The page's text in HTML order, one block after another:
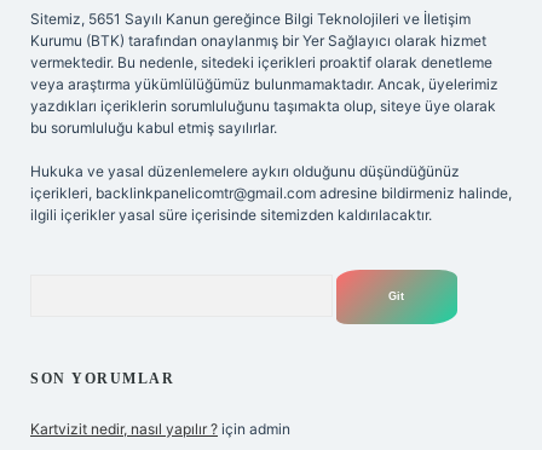
Sitemiz, 5651 Sayılı Kanun gereğince Bilgi Teknolojileri ve İletişim
Kurumu (BTK) tarafından onaylanmış bir Yer Sağlayıcı olarak hizmet
vermektedir. Bu nedenle, sitedeki içerikleri proaktif olarak denetleme
veya araştırma yükümlülüğümüz bulunmamaktadır. Ancak, üyelerimiz
yazdıkları içeriklerin sorumluluğunu taşımakta olup, siteye üye olarak
bu sorumluluğu kabul etmiş sayılırlar.
Hukuka ve yasal düzenlemelere aykırı olduğunu düşündüğünüz
içerikleri, backlinkpanelicomtr@gmail.com adresine bildirmeniz halinde,
ilgili içerikler yasal süre içerisinde sitemizden kaldırılacaktır.
SON YORUMLAR
Kartvizit nedir, nasıl yapılır ? için admin